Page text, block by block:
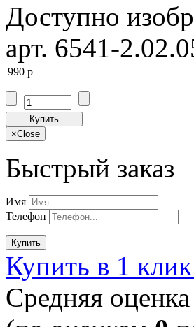
Доступно
арт. 6541-
990 p
Купить
×Close
Быстрый заказ
Имя
Телефон
Купить
Купить в 1
Cредняя оценка